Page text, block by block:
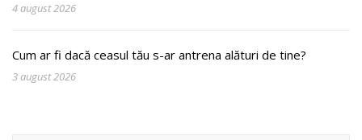
4 august 2026
Cum ar fi dacă ceasul tău s-ar antrena alături de tine?
3 august 2026